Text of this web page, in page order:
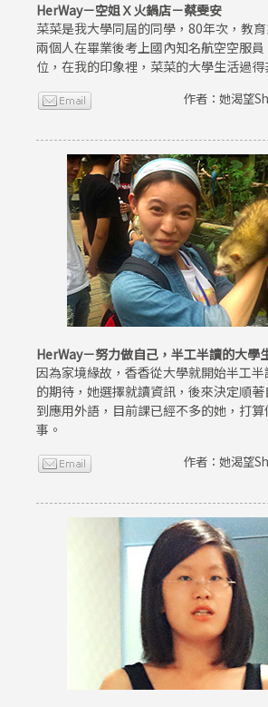
HerWay－空姐Ｘ火鍋店－蔡雯安
菜菜是我大學同屆的同學，80年次，教
兩個人在畢業後考上國內知名航空空服
位，在我的印象裡，菜菜的大學生活過得
作者：她渴望
HerWay－努力做自己，半工半讀的大學
因為家境緣故，香香從大學就開始半工
的期待，她選擇就讀資訊，後來決定順
到應用外語，目前課已經不多的她，打
事。
作者：她渴望